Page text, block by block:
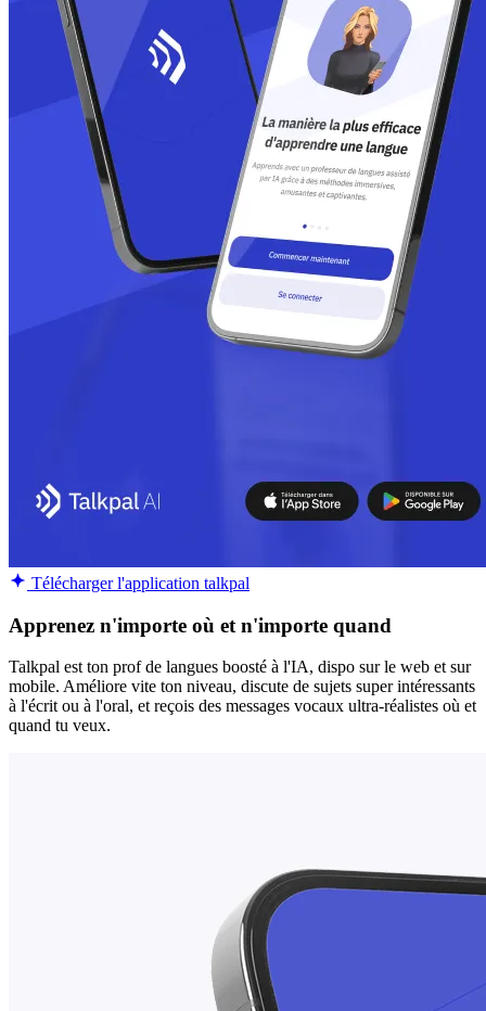
Télécharger l'application talkpal
Apprenez n'importe où et n'importe quand
Talkpal est ton prof de langues boosté à l'IA, dispo sur le web et sur
mobile. Améliore vite ton niveau, discute de sujets super intéressants
à l'écrit ou à l'oral, et reçois des messages vocaux ultra-réalistes où et
quand tu veux.